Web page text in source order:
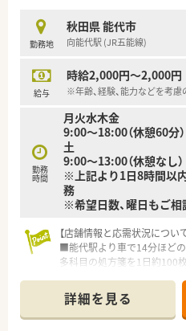
【想定される業務内容】
■処方箋に基づく調剤業務や
す。
■面応需のため処方内容が
す。
■併設されたドラッグストア
談に乗り適切なアドバイス
す。
勤務地
秋田県 能代市
向能代駅 (JR五能線)
給与
時給2,000円～2,000円
※年齢、経験、能力などを考慮
勤務
時間
月火水木金
9:00～18:00（休憩60分）
土
9:00～13:00（休憩なし）
※上記より1日8時間以
務
※希望日数、曜日もご
【店舗情報と応需状況について
■能代駅より車で14分ほど
多科目の処方箋を1日約100
ており、幅広い処方知識を
■薬剤師3名と非常勤7名が
力しながら円滑に調剤業務
詳細を見る